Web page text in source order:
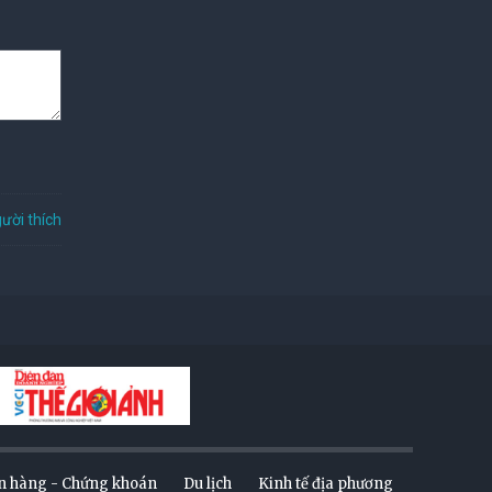
thích
hàng - Chứng khoán Du lịch Kinh tế địa phương